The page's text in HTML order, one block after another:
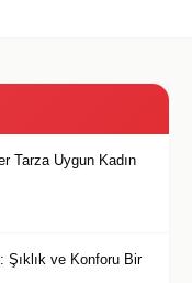
Tarza Uygun Kadın
Şıklık ve Konforu Bir